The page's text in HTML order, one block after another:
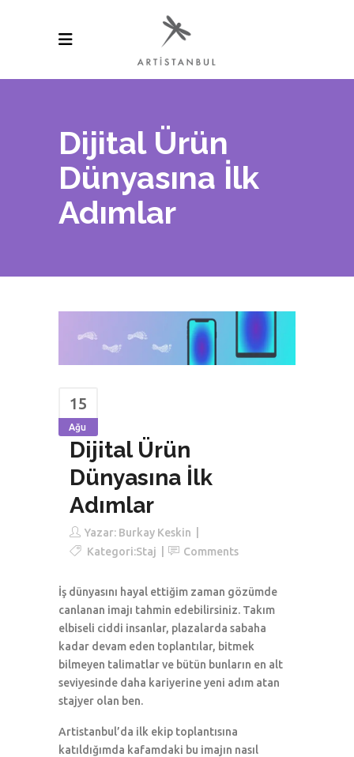
Dijital Ürün
Dünyasına İlk
Adımlar
15
Ağu
Dijital Ürün
Dünyasına İlk
Adımlar
Yazar: Burkay Keskin
Kategori:Staj Comments
İş dünyasını hayal ettiğim zaman gözümde
canlanan imajı tahmin edebilirsiniz. Takım
elbiseli ciddi insanlar, plazalarda sabaha
kadar devam eden toplantılar, bitmek
bilmeyen talimatlar ve bütün bunların en alt
seviyesinde daha kariyerine yeni adım atan
stajyer olan ben.
Artistanbul’da ilk ekip toplantısına
katıldığımda kafamdaki bu imajın nasıl